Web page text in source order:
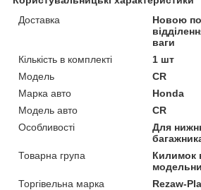
Доставка
Новою
ваги
Кількість в комплекті
1 шт
Мoдель
CR
Марка авто
Honda
Модель авто
CR
Особливості
Для
Товарна група
Килимок
Торгівельна марка
Rezaw-